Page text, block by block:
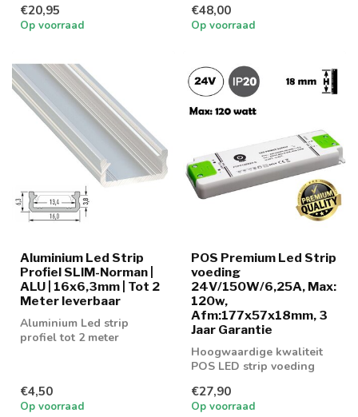
Techniek! Leverba...
€20,95
Op voorraad
€48,00
Op voorraad
Aluminium Led Strip
Profiel SLIM-Norman |
ALU | 16x6,3mm | Tot 2
Meter leverbaar
Aluminium Led strip
profiel tot 2 meter
€4,50
Op voorraad
POS Premium Led Strip
voeding
24V/150W/6,25A, Max:
120w,
Afm:177x57x18mm, 3
Jaar Garantie
Hoogwaardige kwaliteit
POS LED strip voeding
€27,90
Op voorraad